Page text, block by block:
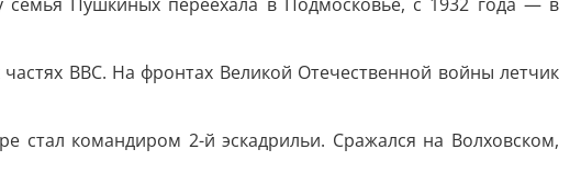
ВВС. На фронтах Великой Отечественной войны летчик
стал командиром 2-й эскадрильи. Сражался на Волховском,